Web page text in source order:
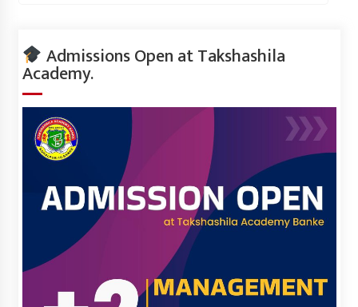
Admissions Open at Takshashila
Academy.